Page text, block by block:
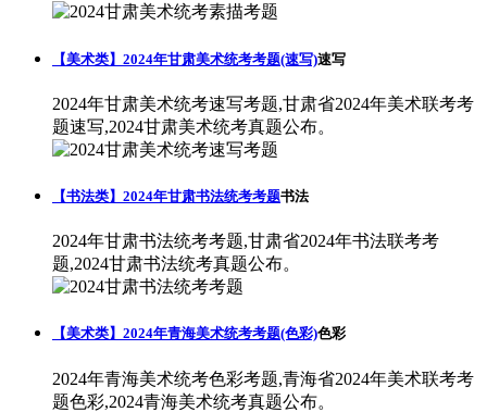
【美术类】2024年甘肃美术统考考题(速写)速写
2024年甘肃美术统考速写考题,甘肃省2024年美术联考考
题速写,2024甘肃美术统考真题公布。
【书法类】2024年甘肃书法统考考题书法
2024年甘肃书法统考考题,甘肃省2024年书法联考考
题,2024甘肃书法统考真题公布。
【美术类】2024年青海美术统考考题(色彩)色彩
2024年青海美术统考色彩考题,青海省2024年美术联考考
题色彩,2024青海美术统考真题公布。